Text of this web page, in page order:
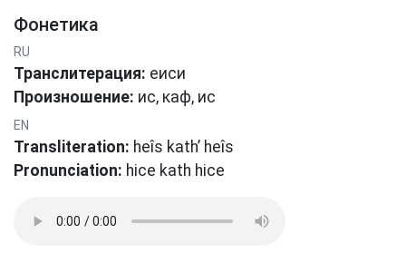
Фонетика
RU
Транслитерация: еиси
Произношение: ис, каф, ис
EN
Transliteration: heîs kath’ heîs
Pronunciation: hice kath hice